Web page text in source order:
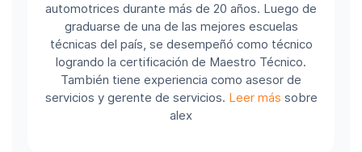
automotrices durante más de 20 años. Luego de
graduarse de una de las mejores escuelas
técnicas del país, se desempeñó como técnico
logrando la certificación de Maestro Técnico.
También tiene experiencia como asesor de
servicios y gerente de servicios. Leer más sobre
alex